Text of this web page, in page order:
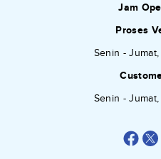
Jam
Proses
Senin -
Senin -